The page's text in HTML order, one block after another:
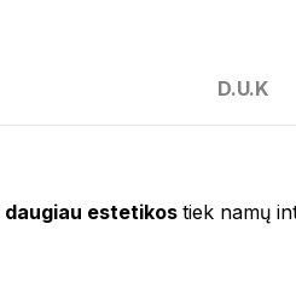
D.U.K
daugiau estetikostiek namų